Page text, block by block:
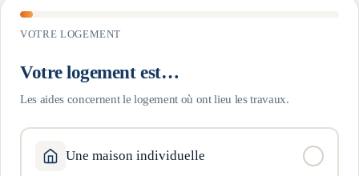
VOTRE LOGEMENT
Votre logement est…
Les aides concernent le logement où ont lieu les travaux.
Une maison individuelle